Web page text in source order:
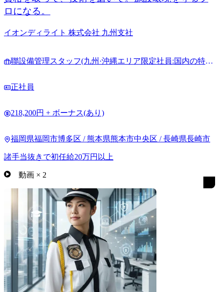
ロになる。
イオンディライト 株式会社 九州支社
聯設備管理スタッフ(九州·沖縄エリア限定社員:国内の特定
正社員
218,200円 + ボーナス(あり)
福岡県福岡市博多区 / 熊本県熊本市中央区 / 長崎県長崎市
諸手当抜きで初任給20万円以上
動画 × 2